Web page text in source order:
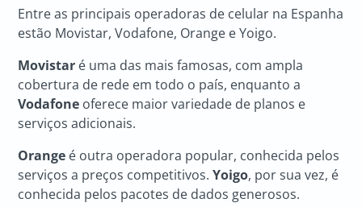
Entre as principais operadoras de celular na Espanha
estão Movistar, Vodafone, Orange e Yoigo.
Movistar é uma das mais famosas, com ampla
cobertura de rede em todo o país, enquanto a
Vodafone oferece maior variedade de planos e
serviços adicionais.
Orange é outra operadora popular, conhecida pelos
serviços a preços competitivos.Yoigo, por sua vez, é
conhecida pelos pacotes de dados generosos.